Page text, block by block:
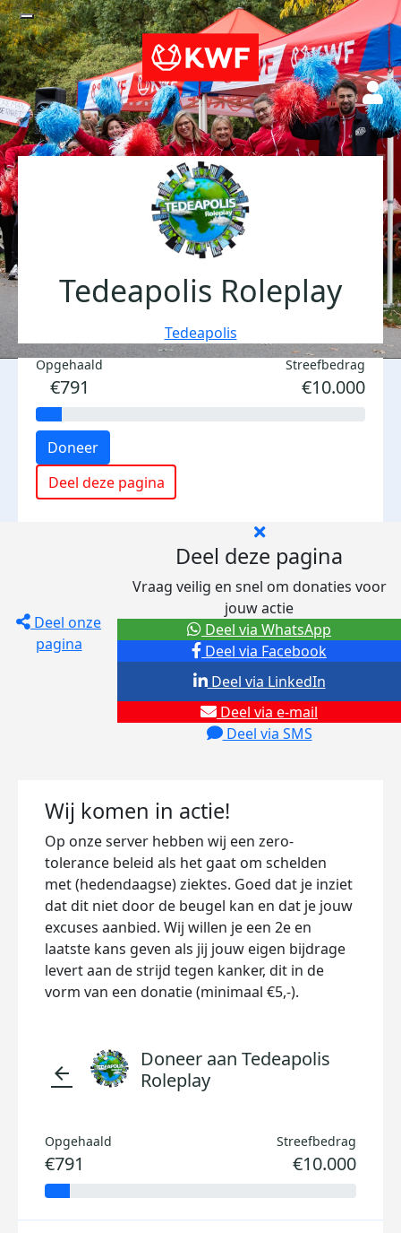
Tedeapolis Roleplay
Tedeapolis
Opgehaald
€791
Streefbedrag
€10.000
Doneer
Deel deze pagina
Deel onze
pagina
Deel deze pagina
Vraag veilig en snel om donaties voor
jouw actie
Deel via Facebook
Deel via e-mail
Deel via SMS
Deel via LinkedIn
Deel via WhatsApp
Wij komen in actie!
Op onze server hebben wij een zero-
tolerance beleid als het gaat om schelden
met (hedendaagse) ziektes. Goed dat je inziet
dat dit niet door de beugel kan en dat je jouw
excuses aanbied. Wij willen je een 2e en
laatste kans geven als jij jouw eigen bijdrage
levert aan de strijd tegen kanker, dit in de
vorm van een donatie (minimaal €5,-).
arrow_back
Doneer aan Tedeapolis
Roleplay
Opgehaald
€791
Streefbedrag
€10.000